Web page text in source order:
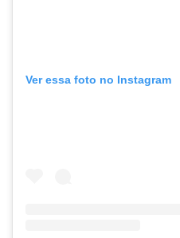
Ver essa foto no Instagram